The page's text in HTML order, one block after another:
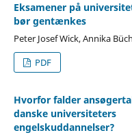
Eksamener på
bør gentænkes
Peter Josef Wick, Annika
PDF
Hvorfor falder
danske universiteters
engelskuddannelser?